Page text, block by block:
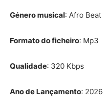
Género musical: Afro Beat
Formato do ficheiro: Mp3
Qualidade: 320 Kbps
Ano de Lançamento: 2026